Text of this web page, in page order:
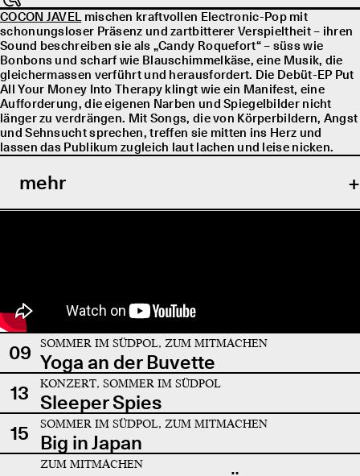
COCON JAVELmischen kraftvollen Electronic-Pop mit
schonungsloser Präsenz und zartbitterer Verspieltheit – ihren
Sound beschreiben sie als „Candy Roquefort“ – süss wie
Bonbons und scharf wie Blauschimmelkäse, eine Musik, die
gleichermassen verführt und herausfordert. Die Debüt-EP Put
All Your Money Into Therapy klingt wie ein Manifest, eine
Aufforderung, die eigenen Narben und Spiegelbilder nicht
länger zu verdrängen. Mit Songs, die von Körperbildern, Angst
und Sehnsucht sprechen, treffen sie mitten ins Herz und
lassen das Publikum zugleich laut lachen und leise nicken.
mehr
09 SOMMER IM SÜDPOL, ZUM MITMACHEN
Yoga an der Buvette
13
KONZERT, SOMMER IM SÜDPOL
Sleeper Spies
15
SOMMER IM SÜDPOL, ZUM MITMACHEN
Big in Japan
ZUM MITMACHEN